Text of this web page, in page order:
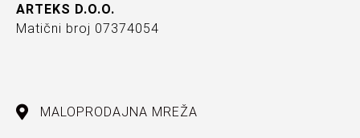
ARTEKS D.O.O.
Matični broj 07374054
MALOPRODAJNA MREŽA